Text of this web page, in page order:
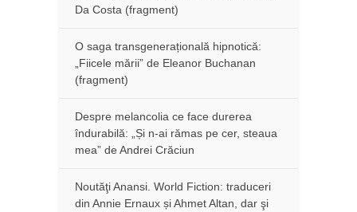
Da Costa (fragment)
O saga transgenerațională hipnotică:
„Fiicele mării” de Eleanor Buchanan
(fragment)
Despre melancolia ce face durerea
îndurabilă: „Și n-ai rămas pe cer, steaua
mea” de Andrei Crăciun
Noutăţi Anansi. World Fiction: traduceri
din Annie Ernaux și Ahmet Altan, dar şi